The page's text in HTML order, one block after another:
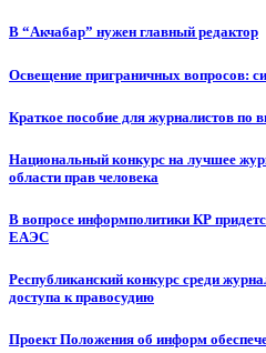
В “Акчабар” нужен главный редактор
Освещение приграничных вопросов:
Краткое пособие для журналистов по
Национальный конкурс на лучшее
области прав человека
В вопросе информполитики КР
ЕАЭС
Республиканский конкурс среди
доступа к правосудию
Проект Положения об информ